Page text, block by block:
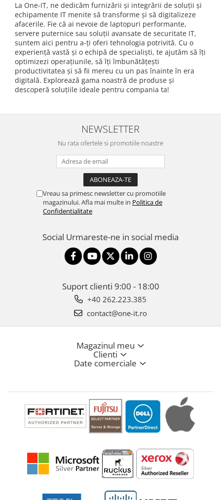
La One-IT, ne dedicăm furnizării și integrării de soluții și
echipamente IT menite să transforme și să digitalizeze
afacerile. Fie că ai nevoie de laptopuri performante,
servere puternice sau soluții avansate de securitate IT,
suntem aici pentru a-ți oferi tehnologia potrivită. Cu o
experiență vastă și o echipă de specialiști, te ajutăm să îți
optimizezi operațiunile, să îți îmbunătățești
productivitatea și să fii mereu cu un pas înainte în era
digitală. Explorează gama noastră de produse și
descoperă soluțiile ideale pentru compania ta!
NEWSLETTER
Nu rata ofertele si promotiile noastre
Vreau sa primesc newsletter cu promotiile
magazinului. Afla mai multe in Politica de
Confidentialitate
Social Urmareste-ne in social media
Suport clienti 9:00 - 18:00
+40 262.223.385
contact@one-it.ro
Magazinul meu
Clienti
Date comerciale